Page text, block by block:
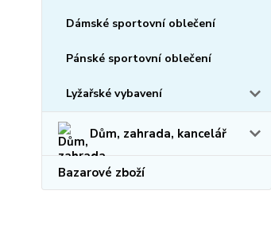
Dámské sportovní oblečení
Pánské sportovní oblečení
Lyžařské vybavení
Dům, zahrada, kancelář
Bazarové zboží